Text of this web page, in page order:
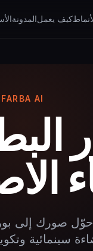
كيف يعملالمدونة
FARBA AI
صورك إلى
سينمائية